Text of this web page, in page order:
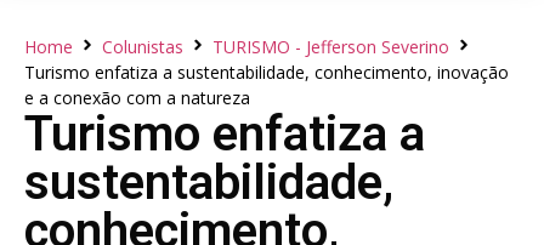
Home Colunistas
TURISMO - Jefferson Severino
Turismo enfatiza a sustentabilidade, conhecimento, inovação
e a conexão com a natureza
Turismo enfatiza a
sustentabilidade,
conhecimento,